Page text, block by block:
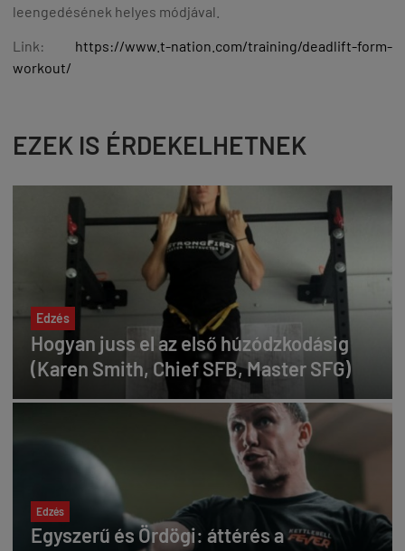
leengedésének helyes módjával.
Link:
https://www.t-nation.com/training/deadlift-form-
workout/
EZEK IS ÉRDEKELHETNEK
Edzés
Hogyan juss el az első húzódzkodásig
(Karen Smith, Chief SFB, Master SFG)
Edzés
Egyszerű és Ördögi: áttérés a